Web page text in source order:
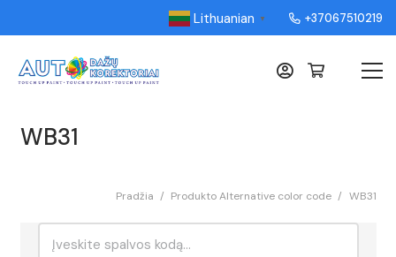
Lithuanian ▼ +37067510219
WB31
Pradžia / Produkto Alternative color code / WB31